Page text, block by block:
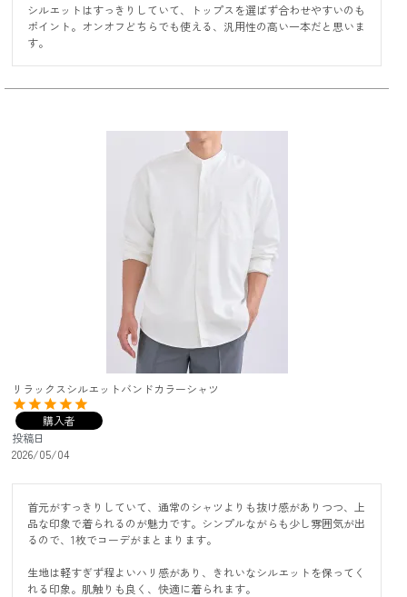
シルエットはすっきりしていて、トップスを選ばず合わせやすいのも
ポイント。オンオフどちらでも使える、汎用性の高い一本だと思いま
す。
リラックスシルエットバンドカラーシャツ
購入者
投稿日
2026/05/04
首元がすっきりしていて、通常のシャツよりも抜け感がありつつ、上
品な印象で着られるのが魅力です。シンプルながらも少し雰囲気が出
るので、1枚でコーデがまとまります。
生地は軽すぎず程よいハリ感があり、きれいなシルエットを保ってく
れる印象。肌触りも良く、快適に着られます。